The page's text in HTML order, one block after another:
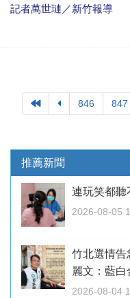
記者萬世璉／新竹報導
846 847
推薦新聞
連玩笑都
2026-08-05
竹北選情
麗文：藍
2026-08-04